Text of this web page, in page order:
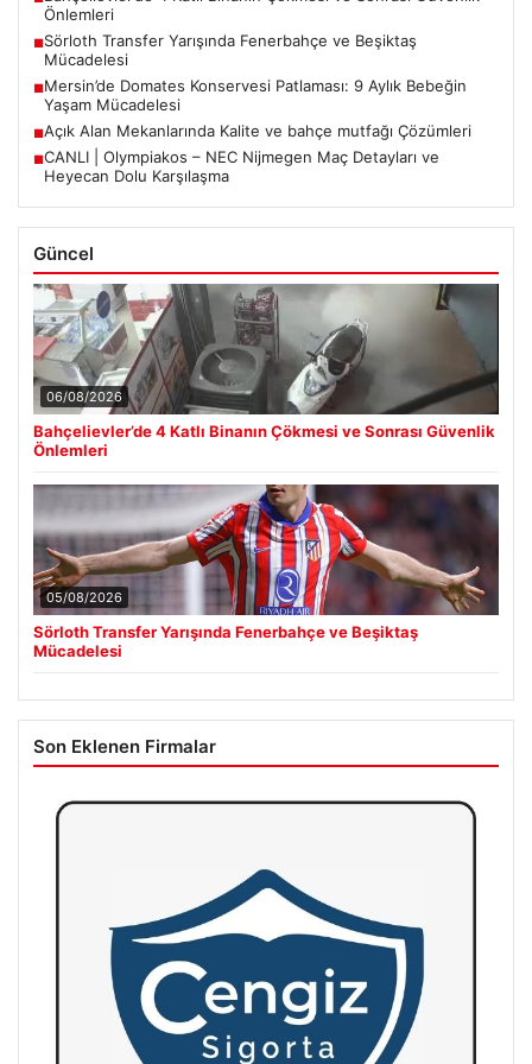
Önlemleri
■Sörloth Transfer Yarışında Fenerbahçe ve Beşiktaş
Mücadelesi
■Mersin’de Domates Konservesi Patlaması: 9 Aylık Bebeğin
Yaşam Mücadelesi
■Açık Alan Mekanlarında Kalite ve bahçe mutfağı Çözümleri
■CANLI | Olympiakos – NEC Nijmegen Maç Detayları ve
Heyecan Dolu Karşılaşma
Güncel
06/08/2026
Bahçelievler’de 4 Katlı Binanın Çökmesi ve Sonrası Güvenlik
Önlemleri
05/08/2026
Sörloth Transfer Yarışında Fenerbahçe ve Beşiktaş
Mücadelesi
Son Eklenen Firmalar